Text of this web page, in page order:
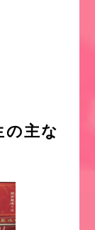
の主な